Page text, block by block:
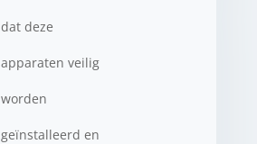
dat deze
apparaten veilig
worden
geïnstalleerd en